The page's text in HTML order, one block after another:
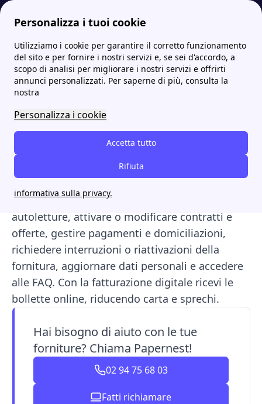
Personalizza i tuoi cookie
Utilizziamo i cookie per garantire il corretto funzionamento
del sito e per fornire i nostri servizi e, se sei d'accordo, a
scopo di analisi per migliorare i nostri servizi e offrirti
annunci personalizzati. Per saperne di più, consulta la
nostra
Personalizza i cookie
Accetta tutto
Rifiuta
informativa sulla privacy.
Papernest.it MoreIllumia Login, registrazione e gestione bollette online sull'area clienti Illumia
Login, registrazione e
gestione bollette online
sull'area clienti Illumia
L’Area Clienti Illumia
è lo strumento online per
gestire luce, gas e fibra in modo semplice e
le bollette, monitorare i consumi, inviare
autoletture, attivare o modificare contratti e
offerte, gestire pagamenti e domiciliazioni,
richiedere interruzioni o riattivazioni della
fornitura, aggiornare dati personali e accedere
alle FAQ. Con la fatturazione digitale ricevi le
bollette online, riducendo carta e sprechi.
Hai bisogno di aiuto con le tue
forniture? Chiama Papernest!
02 94 75 68 03
Fatti richiamare